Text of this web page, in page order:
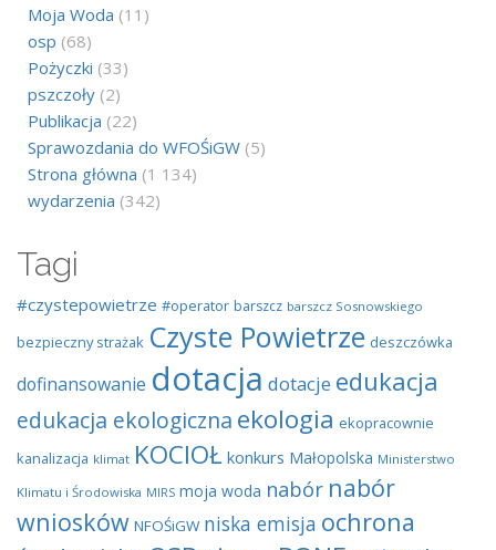
Moja Woda (11)
osp (68)
Pożyczki (33)
pszczoły (2)
Publikacja (22)
Sprawozdania do WFOŚiGW (5)
Strona główna (1 134)
wydarzenia (342)
Tagi
#czystepowietrze #operator barszcz barszcz Sosnowskiego
bezpieczny strażak Czyste Powietrze deszczówka
dofinansowanie dotacja dotacje edukacja
edukacja ekologiczna ekologia ekopracownie
kanalizacja klimat KOCIOŁ konkurs Małopolska Ministerstwo
Klimatu i Środowiska MIRS moja woda nabór nabór
wniosków NFOŚiGW niska emisja ochrona